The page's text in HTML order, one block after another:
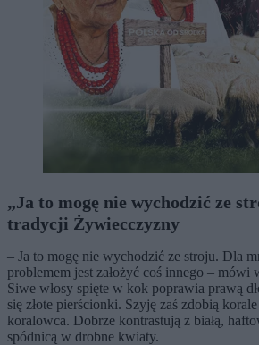
„Ja to mogę nie wychodzić ze
tradycji Żywiecczyzny
– Ja to mogę nie wychodzić ze stroju. Dla
problemem jest założyć coś innego – mówi
Siwe włosy spięte w kok poprawia prawą
się złote pierścionki. Szyję zaś zdobią
koralowca. Dobrze kontrastują z białą,
spódnicą w drobne kwiaty.